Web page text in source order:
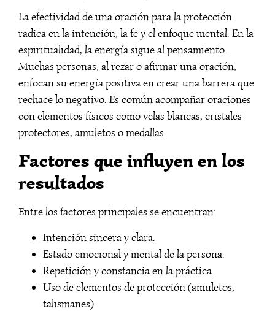
La efectividad de una oración para la protección
radica en la intención, la fe y el enfoque mental. En la
espiritualidad, la energía sigue al pensamiento.
Muchas personas, al rezar o afirmar una oración,
enfocan su energía positiva en crear una barrera que
rechace lo negativo. Es común acompañar oraciones
con elementos físicos como velas blancas, cristales
protectores, amuletos o medallas.
Factores que influyen en los
resultados
Entre los factores principales se encuentran:
Intención sincera y clara.
Estado emocional y mental de la persona.
Repetición y constancia en la práctica.
Uso de elementos de protección (amuletos,
talismanes).